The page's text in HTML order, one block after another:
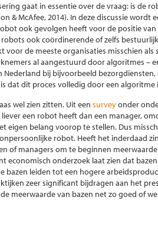
gaat in essentie over de vraag: is de
& McAfee, 2014). In deze discussie wordt
ook gevolgen heeft voor de positie
ook coördinerende of zelfs
de meeste organisaties misschien als
al aangestuurd door algoritmes –
Nederland bij bijvoorbeeld
dat dit proces volledig door een algoritme
wel zien zitten. Uit een surveyonder
een robot heeft dan een manager,
eigen belang voorop te stellen. Dus
robot. Heeft het inderdaad
of managers om te beginnen
economisch onderzoek laat zien dat
bazen leiden tot een hogere
zeer significant bijdragen aan het
meerwaarde van bazen net zo goed of